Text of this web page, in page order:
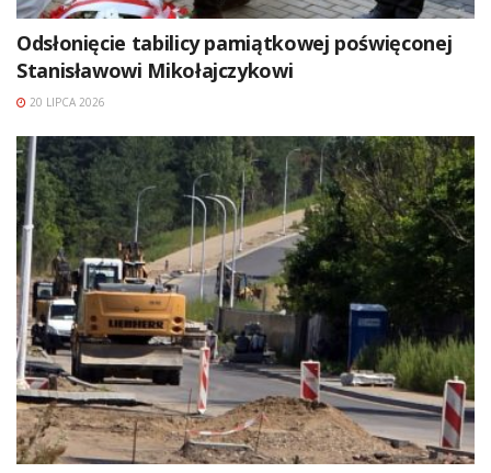
Odsłonięcie tabilicy pamiątkowej poświęconej
Stanisławowi Mikołajczykowi
20 LIPCA 2026